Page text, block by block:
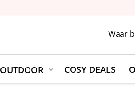
OUTDOOR COSY DEALS